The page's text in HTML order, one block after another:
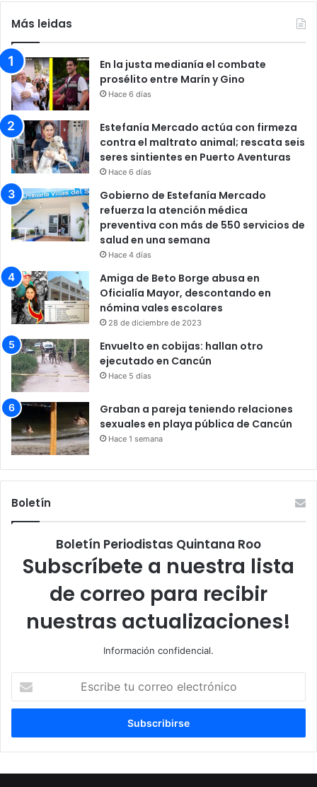
Más leidas
En la justa medianía el combate
prosélito entre Marín y Gino
Hace 6 días
Estefanía Mercado actúa con firmeza
contra el maltrato animal; rescata seis
seres sintientes en Puerto Aventuras
Hace 6 días
Gobierno de Estefanía Mercado
refuerza la atención médica
preventiva con más de 550 servicios de
salud en una semana
Hace 4 días
Amiga de Beto Borge abusa en
Oficialía Mayor, descontando en
nómina vales escolares
28 de diciembre de 2023
Envuelto en cobijas: hallan otro
ejecutado en Cancún
Hace 5 días
Graban a pareja teniendo relaciones
sexuales en playa pública de Cancún
Hace 1 semana
Boletín
Boletín Periodistas Quintana Roo
Subscríbete a nuestra lista
de correo para recibir
nuestras actualizaciones!
Información confidencial.
correo